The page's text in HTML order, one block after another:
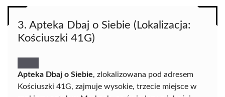
3. Apteka Dbaj o Siebie (Lokalizacja:
Kościuszki 41G)
Apteka Dbaj o Siebie, zlokalizowana pod adresem
Kościuszki 41G, zajmuje wysokie, trzecie miejsce w